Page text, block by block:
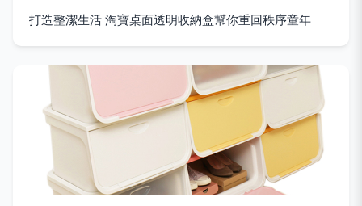
打造整潔生活 淘寶桌面透明收納盒幫你重回秩序童年